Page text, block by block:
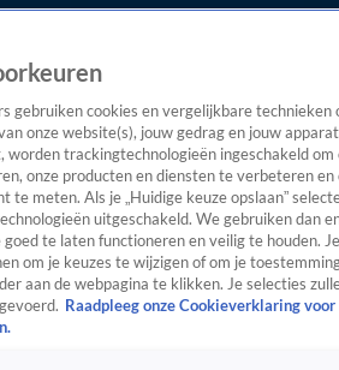
gebruiken cookies en vergelijkbare
onze website(s), jouw gedrag en jouw
worden trackingtechnologieën ingeschakeld
onze producten en diensten te verbeteren
te meten. Als je „Huidige keuze opslaan”
uitgeschakeld. We gebruiken dan
te laten functioneren en veilig te houden.
om je keuzes te wijzigen of om je
aan de webpagina te klikken. Je selecties
Raadpleeg onze Cookieverklaring